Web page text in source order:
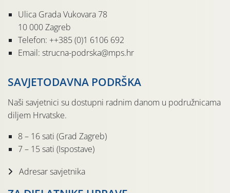
Ulica Grada Vukovara 78
10 000 Zagreb
Telefon: ++385 (0)1 6106 692
Email: strucna-podrska@mps.hr
SAVJETODAVNA PODRŠKA
Naši savjetnici su dostupni radnim danom u podružnicama
diljem Hrvatske.
8 – 16 sati (Grad Zagreb)
7 – 15 sati (Ispostave)
Adresar savjetnika